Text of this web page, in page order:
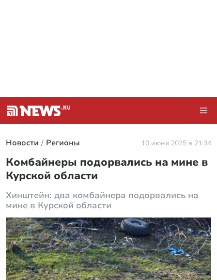
Новости Регионы 10 июня 2025 в 21:34
Комбайнеры подорвались на мине в
Курской области
Хинштейн: два комбайнера подорвались на
мине в Курской области